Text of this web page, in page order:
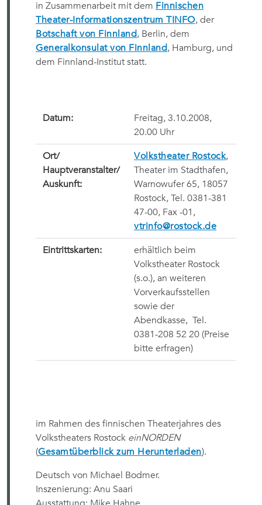
in Zusammenarbeit mit dem Finnischen
Theater-Informationszentrum TINFO, der
Botschaft von Finnland, Berlin, dem
Generalkonsulat von Finnland, Hamburg, und
dem Finnland-Institut statt.
Datum:
Freitag, 3.10.2008,
20.00 Uhr
Ort/
Hauptveranstalter/
Auskunft:
Volkstheater Rostock,
Theater im Stadthafen,
Warnowufer 65, 18057
Rostock, Tel. 0381-381
47-00, Fax -01,
vtrinfo@rostock.de
Eintrittskarten:
erhältlich beim
Volkstheater Rostock
(s.o.), an weiteren
Vorverkaufsstellen
sowie der
Abendkasse, Tel.
0381-208 52 20 (Preise
bitte erfragen)
im Rahmen des finnischen Theaterjahres des
Volkstheaters Rostock einNORDEN
(Gesamtüberblick zum Herunterladen).
Deutsch von Michael Bodmer.
Inszenierung: Anu Saari